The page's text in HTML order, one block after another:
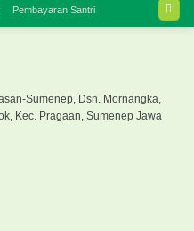
Pembayaran Santri
Sumenep, Dsn. Mornangka,
Kec. Pragaan, Sumenep Jawa